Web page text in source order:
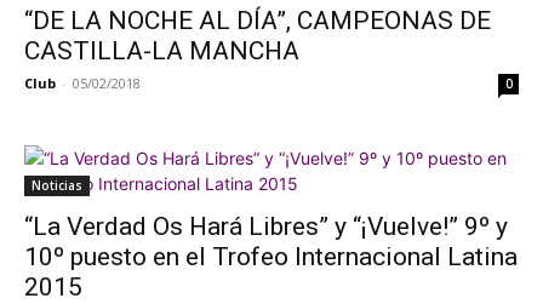
“DE LA NOCHE AL DÍA”, CAMPEONAS DE
CASTILLA-LA MANCHA
Club - 05/02/2018 0
Noticias
“La Verdad Os Hará Libres” y “¡Vuelve!” 9º y
10º puesto en el Trofeo Internacional Latina
2015